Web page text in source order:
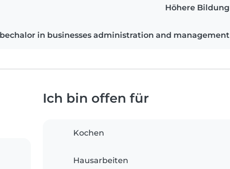
Höhere Bildung
bechalor in businesses administration and management
Ich bin offen für
Kochen
Hausarbeiten